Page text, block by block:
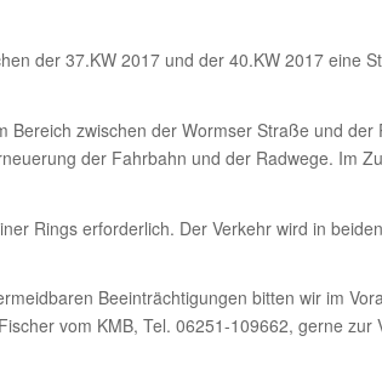
der 37.KW 2017 und der 40.KW 2017 eine
Bereich zwischen der Wormser Straße und
der Fahrbahn und der Radwege. Im
Rings erforderlich. Der Verkehr wird in
Beeinträchtigungen bitten wir im
vom KMB, Tel. 06251-109662, gerne zur